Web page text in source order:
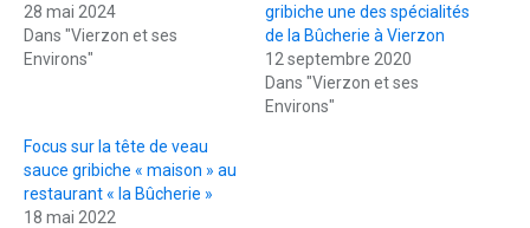
28 mai 2024
Dans "Vierzon et ses
Environs"
gribiche une des spécialités
de la Bûcherie à Vierzon
12 septembre 2020
Dans "Vierzon et ses
Environs"
Focus sur la tête de veau
sauce gribiche « maison » au
restaurant « la Bûcherie »
18 mai 2022